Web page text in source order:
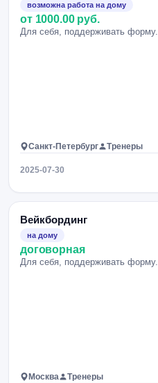
возможна работа на дому
от 1000.00 руб.
Для себя, поддерживать форму.
Санкт-Петербург Тренеры
2025-07-30
Вейкбординг
на дому
договорная
Для себя, поддерживать форму.
Москва Тренеры